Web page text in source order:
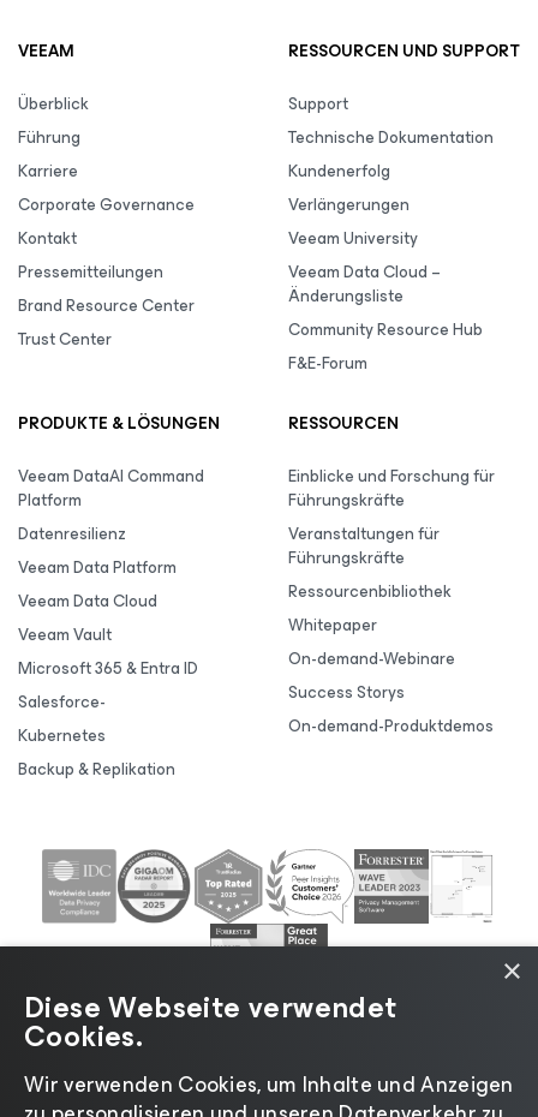
VEEAM
Überblick
Führung
Karriere
Corporate Governance
Kontakt
Pressemitteilungen
Brand Resource Center
Trust Center
RESSOURCEN UND SUPPORT
Support
Technische Dokumentation
Kundenerfolg
Verlängerungen
Veeam University
Veeam Data Cloud –
Änderungsliste
Community Resource Hub
F&E-Forum
PRODUKTE & LÖSUNGEN
Veeam DataAI Command
Platform
Datenresilienz
Veeam Data Platform
Veeam Data Cloud
Veeam Vault
Microsoft 365 & Entra ID
Salesforce-
Kubernetes
Backup & Replikation
RESSOURCEN
Einblicke und Forschung für
Führungskräfte
Veranstaltungen für
Führungskräfte
Ressourcenbibliothek
Whitepaper
On-demand-Webinare
Success Storys
On-demand-Produktdemos
×
Diese Webseite verwendet
Cookies.
Wir verwenden Cookies, um Inhalte und Anzeigen